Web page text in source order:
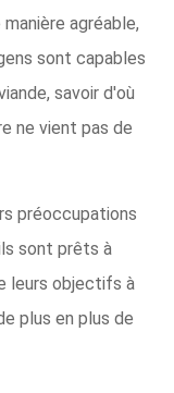
agréable,
sont capables
savoir d'où
ne vient pas de
préoccupations
sont prêts à
leurs objectifs à
plus en plus de